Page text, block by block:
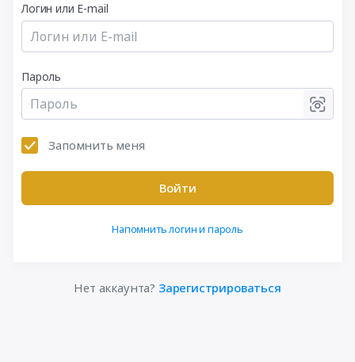
Логин или E-mail
Пароль
Запомнить меня
Войти
Напомнить логин и пароль
Нет аккаунта? Зарегистрироваться